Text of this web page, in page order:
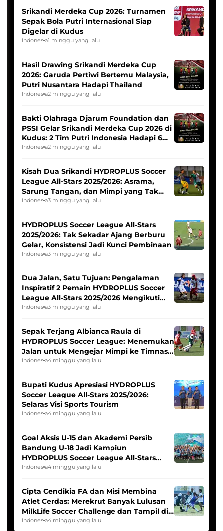
Srikandi Merdeka Cup 2026: Turnamen
Sepak Bola Putri Internasional Siap
Digelar di Kudus
Indonesia1 minggu yang lalu
Hasil Drawing Srikandi Merdeka Cup
2026: Garuda Pertiwi Bertemu Malaysia,
Putri Nusantara Hadapi Thailand
Indonesia2 minggu yang lalu
Bakti Olahraga Djarum Foundation dan
PSSI Gelar Srikandi Merdeka Cup 2026 di
Kudus: 2 Tim Putri Indonesia Hadapi 6
Tim Asia
Indonesia2 minggu yang lalu
Kisah Dua Srikandi HYDROPLUS Soccer
League All-Stars 2025/2026: Asrama,
Sarung Tangan, dan Mimpi yang Tak
Pernah Padam
Indonesia3 minggu yang lalu
HYDROPLUS Soccer League All-Stars
2025/2026: Tak Sekadar Ajang Berburu
Gelar, Konsistensi Jadi Kunci Pembinaan
Indonesia3 minggu yang lalu
Dua Jalan, Satu Tujuan: Pengalaman
Inspiratif 2 Pemain HYDROPLUS Soccer
League All-Stars 2025/2026 Mengikuti
Seleksi Timnas Indonesia Putri
Indonesia3 minggu yang lalu
Sepak Terjang Albianca Raula di
HYDROPLUS Soccer League: Menemukan
Jalan untuk Mengejar Mimpi ke Timnas
Indonesia Putri
Indonesia4 minggu yang lalu
Bupati Kudus Apresiasi HYDROPLUS
Soccer League All-Stars 2025/2026:
Selaras Visi Sports Tourism
Indonesia4 minggu yang lalu
Goal Aksis U-15 dan Akademi Persib
Bandung U-18 Jadi Kampiun
HYDROPLUS Soccer League All-Stars
2025/2026
Indonesia4 minggu yang lalu
Cipta Cendikia FA dan Misi Membina
Atlet Cerdas: Merekrut Banyak Lulusan
MilkLife Soccer Challenge dan Tampil di
HYDROPLUS Soccer League
Indonesia4 minggu yang lalu